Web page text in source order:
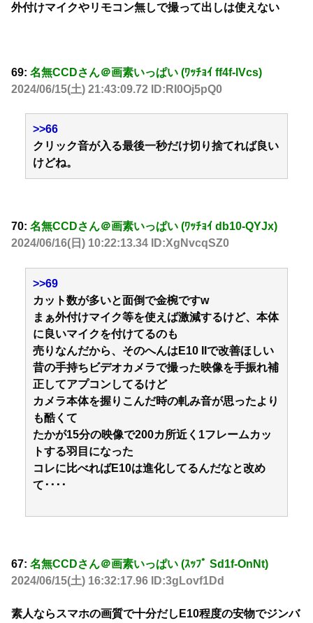
外付けマイクやリモコン無しで撮って出しは使えない
69: 名無CCDさん＠画素いっぱい (ﾜｯﾁｮｲ ff4f-lVcs)
2024/06/15(土) 21:43:09.72 ID:RI0Oj5pQ0
>>66
クリック音が入る最後一秒だけ切り捨てれば良い
けどね。
70: 名無CCDさん＠画素いっぱい (ﾜｯﾁｮｲ db10-QYJx)
2024/06/16(日) 10:22:13.34 ID:XgNvcqSZ0
>>69
カット数が多いと面倒で金椀ですw
まぁ外付けマイク等を使えば激減するけど、本体
に良いマイクを付けてるのも
売りなんだから、そのへんはE10 IIで改善ほしい
昔の手持ちビデオカメラで撮った映像を手振れ補
正してアプコンしてるけど
カメラ本体を握りこんだ時の軋み音が思ったより
も酷くて
たかが15分の映像で200カ所近く1フレームカッ
トする羽目になった
コレに比べればE10は進化してるんだなと改め
て････
67: 名無CCDさん＠画素いっぱい (ｽｯﾌﾟ Sd1f-OnNt)
2024/06/15(土) 16:32:17.96 ID:3gLovf1Dd
素人ならスマホの画質で十分だしE10程度の安物でジンバ